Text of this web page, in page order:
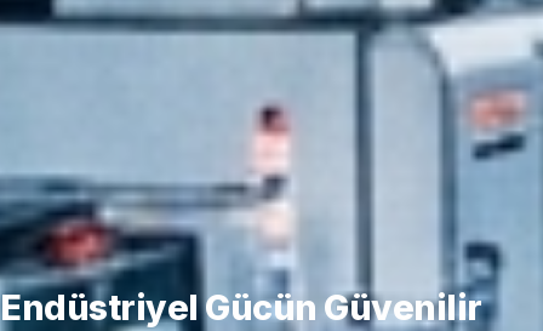
Endüstriyel Gücün Güvenilir